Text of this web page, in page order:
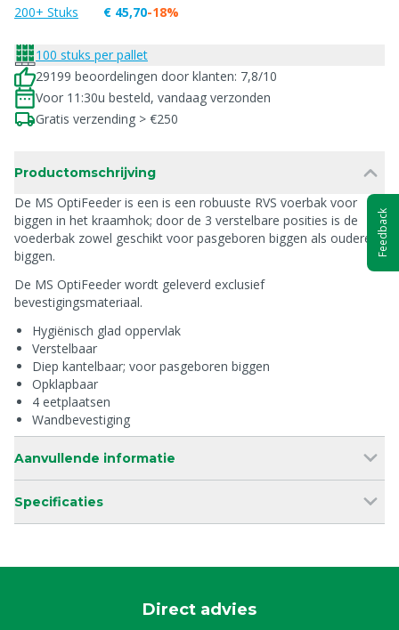
200+ Stuks
€ 45,70-18%
100 stuks per pallet
29199 beoordelingen door klanten: 7,8/10
Voor 11:30u besteld, vandaag verzonden
Gratis verzending > €250
Productomschrijving
De MS OptiFeeder is een is een robuuste RVS voerbak voor
biggen in het kraamhok; door de 3 verstelbare posities is de
voederbak zowel geschikt voor pasgeboren biggen als oudere
biggen.
De MS OptiFeeder wordt geleverd exclusief
bevestigingsmateriaal.
Hygiënisch glad oppervlak
Verstelbaar
Diep kantelbaar; voor pasgeboren biggen
Opklapbaar
4 eetplaatsen
Wandbevestiging
Aanvullende informatie
Specificaties
Direct advies
Feedback